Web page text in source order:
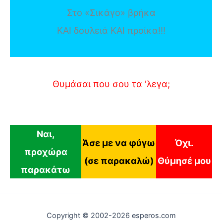
Στο «Σικάγο» βρήκα
ΚΑΙ δουλειά ΚΑΙ προίκα!!!
Θυμάσαι που σου τα 'λεγα;
Ναι,
προχώρα
παρακάτω
Άσε με να φύγω
(σε παρακαλώ)
Όχι.
Θύμησέ μου
Copyright © 2002-2026 esperos.com